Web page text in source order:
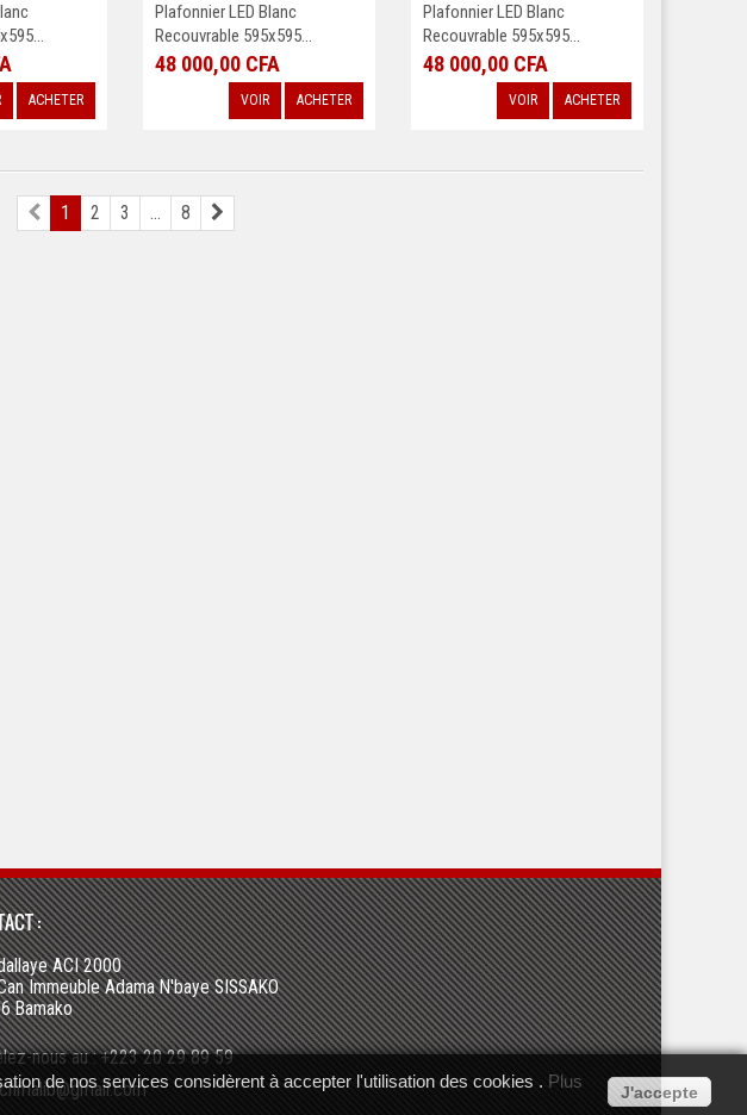
ACHETER
Plafonnier LED Blanc
Recouvrable 595x595...
48 000,00 CFA
VOIR ACHETER
Plafonnier LED Blanc
Recouvrable 595x595...
48 000,00 CFA
VOIR ACHETER
1 2 3 ... 8
de nos services considèrent à accepter l'utilisation des cookies . Plus
J'accepte
:
ACI 2000
Immeuble Adama N'baye SISSAKO
Bamako
nous au :+223 20 29 89 59